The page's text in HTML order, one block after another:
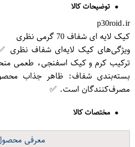
توضیحات کالا
p30roid.ir
کیک لایه ای شفاف 70 گرمی نظری
ویژگی‌های کیک لایه‌ای شفاف نظری
ترکیب کرم و کیک اسفنجی، طعمی
بسته‌بندی شفاف: ظاهر جذاب
مصرف‌کنندگان است. ✅
مختصات کالا
معرفی